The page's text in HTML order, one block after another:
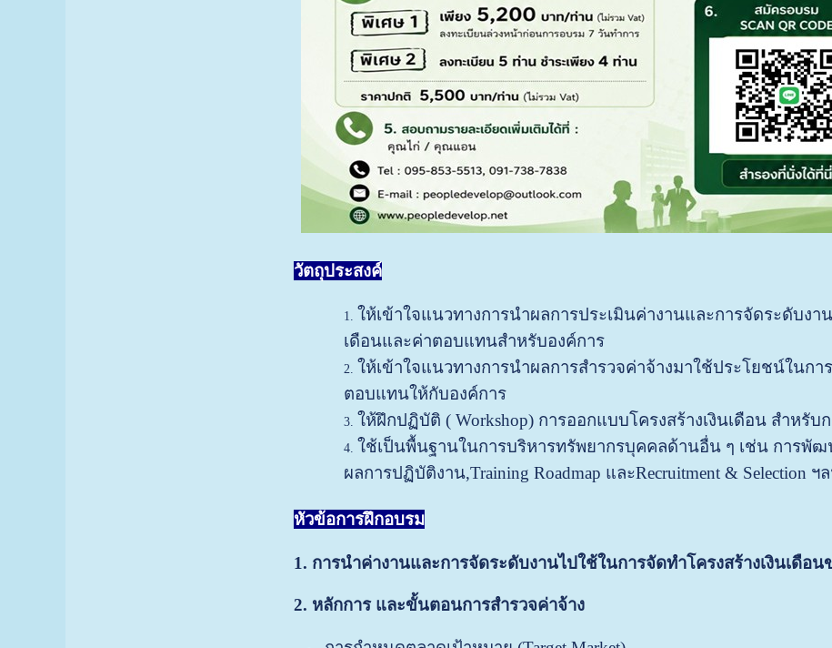
วัตถุประสงค์
ให้เข้าใจแนวทางการนำผลการประเมินค่างานและการจัดระดับงา
เดือนและค่าตอบแทนสำหรับองค์การ
ให้เข้าใจแนวทางการนำผลการสำรวจค่าจ้างมาใช้ประโยชน์ในกา
ตอบแทนให้กับองค์การ
ให้ฝึกปฏิบัติ ( Workshop) การออกแบบโครงสร้างเงินเดือน สำหรับ
ใช้เป็นพื้นฐานในการบริหารทรัพยากรบุคคลด้านอื่น ๆ เช่น การพั
ผลการปฏิบัติงาน,Training Roadmap และRecruitment & Selection ฯ
หัวข้อการฝึกอบรม
1. การนำค่างานและการจัดระดับงานไปใช้ในการจัดทำโครงสร้างเงินเดือน
2. หลักการ และขั้นตอนการสำรวจค่าจ้าง